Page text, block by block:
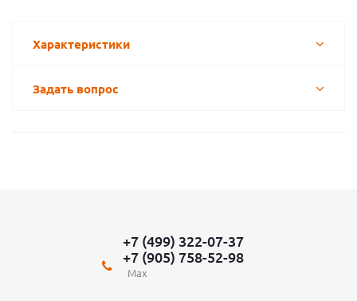
Характеристики
Задать вопрос
+7 (499) 322-07-37
+7 (905) 758-52-98
Max